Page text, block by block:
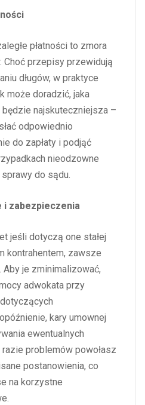
płatności to zmora
przepisy przewidują
długów, w praktyce
może doradzić, jaka
najskuteczniejsza –
odpowiednio
do zapłaty i podjąć
nieodzowne
do sądu.
i zabezpieczenia
jeśli dotyczą one stałej
kontrahentem, zawsze
je zminimalizować,
adwokata przy
kary umownej
ewentualnych
problemów powołasz
postanowienia, co
na korzystne